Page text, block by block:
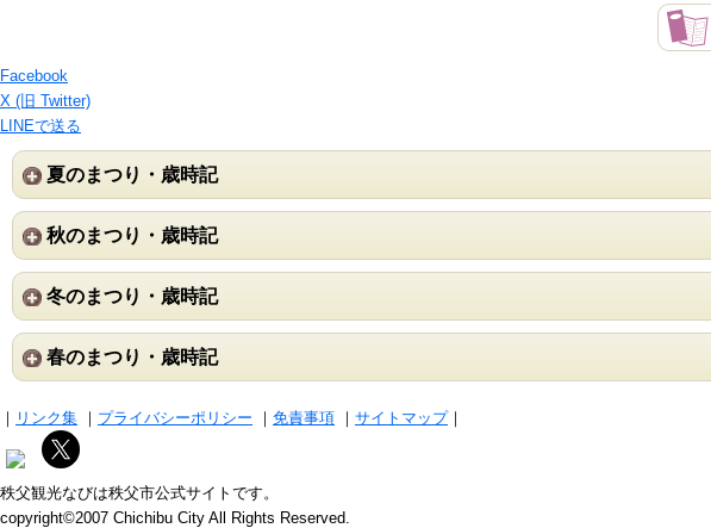
Facebook
X (旧 Twitter)
LINEで送る
夏のまつり・歳時記
秋のまつり・歳時記
冬のまつり・歳時記
春のまつり・歳時記
｜ リンク集 ｜ プライバシーポリシー ｜ 免責事項 ｜ サイトマップ｜
秩父観光なびは秩父市公式サイトです。
copyright©2007 Chichibu City All Rights Reserved.